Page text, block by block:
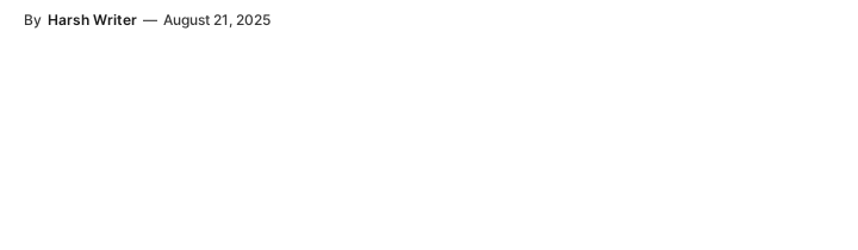
By Harsh Writer — August 21, 2025